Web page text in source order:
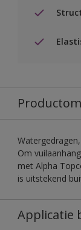
Om
met Alpha
is uitstekend
Applicatie